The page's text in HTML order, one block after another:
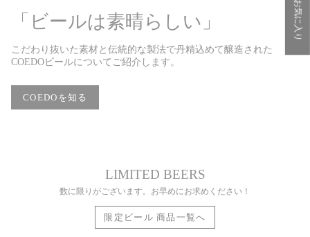
「ビールは素晴らしい」
こだわり抜いた素材と伝統的な製法で丹精込めて醸造された
COEDOビールについてご紹介します。
COEDOを知る
LIMITED BEERS
数に限りがございます。お早めにお求めください！
限定ビール 商品一覧へ
お気に入り